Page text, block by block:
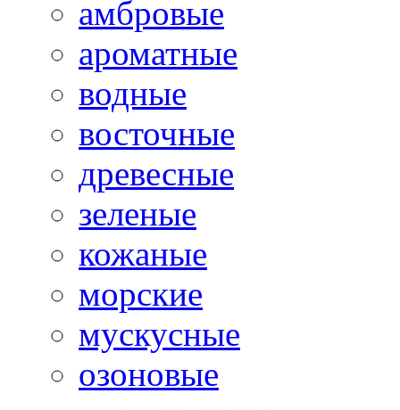
амбровые
ароматные
водные
восточные
древесные
зеленые
кожаные
морские
мускусные
озоновые